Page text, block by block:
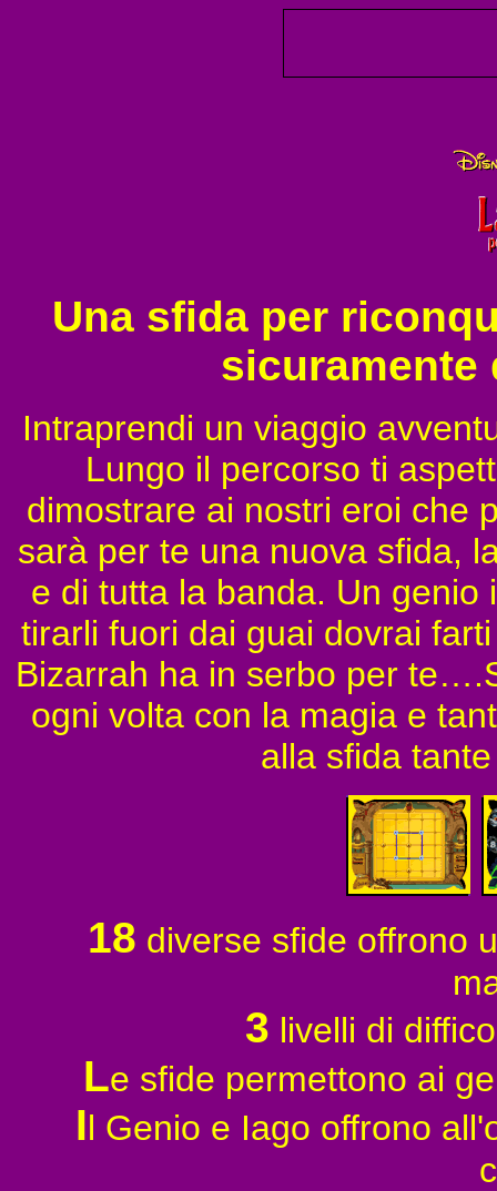
Una sfida per
sicuramente
Intraprendi un viaggio
Lungo il percorso ti
dimostrare ai nostri eroi che
sarà per te una nuova sfida,
e di tutta la banda. Un
tirarli fuori dai guai dovrai
Bizarrah ha in serbo per
ogni volta con la magia e
alla sfida
18 diverse sfide offrono
3 livelli di
Le sfide permettono ai
Il Genio e Iago offrono